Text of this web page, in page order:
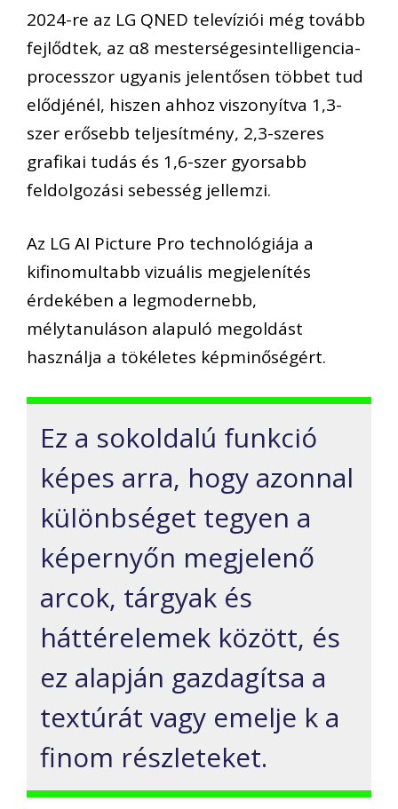
2024-re az LG QNED televíziói még tovább
fejlődtek, az α8 mesterségesintelligencia-
processzor ugyanis jelentősen többet tud
elődjénél, hiszen ahhoz viszonyítva 1,3-
szer erősebb teljesítmény, 2,3-szeres
grafikai tudás és 1,6-szer gyorsabb
feldolgozási sebesség jellemzi.
Az LG AI Picture Pro technológiája a
kifinomultabb vizuális megjelenítés
érdekében a legmodernebb,
mélytanuláson alapuló megoldást
használja a tökéletes képminőségért.
Ez a sokoldalú funkció
képes arra, hogy azonnal
különbséget tegyen a
képernyőn megjelenő
arcok, tárgyak és
háttérelemek között, és
ez alapján gazdagítsa a
textúrát vagy emelje k a
finom részleteket.